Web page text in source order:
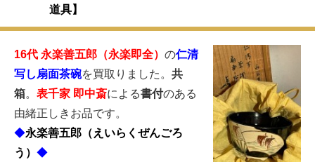
道具】
16代 永楽善五郎（永楽即全） の仁清
写し扇面茶碗を買取りました。 共
箱。 表千家 即中斎による書付のある
由緒正しきお品です。
◆永楽善五郎（えいらくぜんごろ
う） ◆